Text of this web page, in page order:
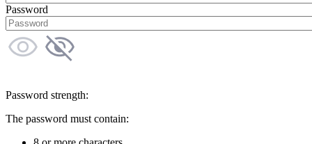
Password
Password strength:
The password must contain: